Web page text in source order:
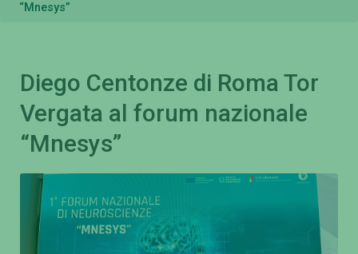
“Mnesys”
Diego Centonze di Roma Tor
Vergata al forum nazionale
“Mnesys”